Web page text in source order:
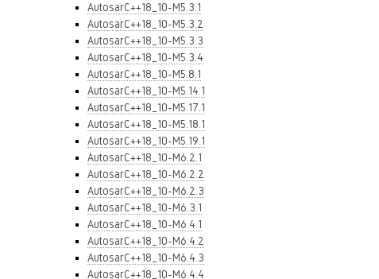
AutosarC++18_10-M5.3.1
AutosarC++18_10-M5.3.2
AutosarC++18_10-M5.3.3
AutosarC++18_10-M5.3.4
AutosarC++18_10-M5.8.1
AutosarC++18_10-M5.14.1
AutosarC++18_10-M5.17.1
AutosarC++18_10-M5.18.1
AutosarC++18_10-M5.19.1
AutosarC++18_10-M6.2.1
AutosarC++18_10-M6.2.2
AutosarC++18_10-M6.2.3
AutosarC++18_10-M6.3.1
AutosarC++18_10-M6.4.1
AutosarC++18_10-M6.4.2
AutosarC++18_10-M6.4.3
AutosarC++18_10-M6.4.4